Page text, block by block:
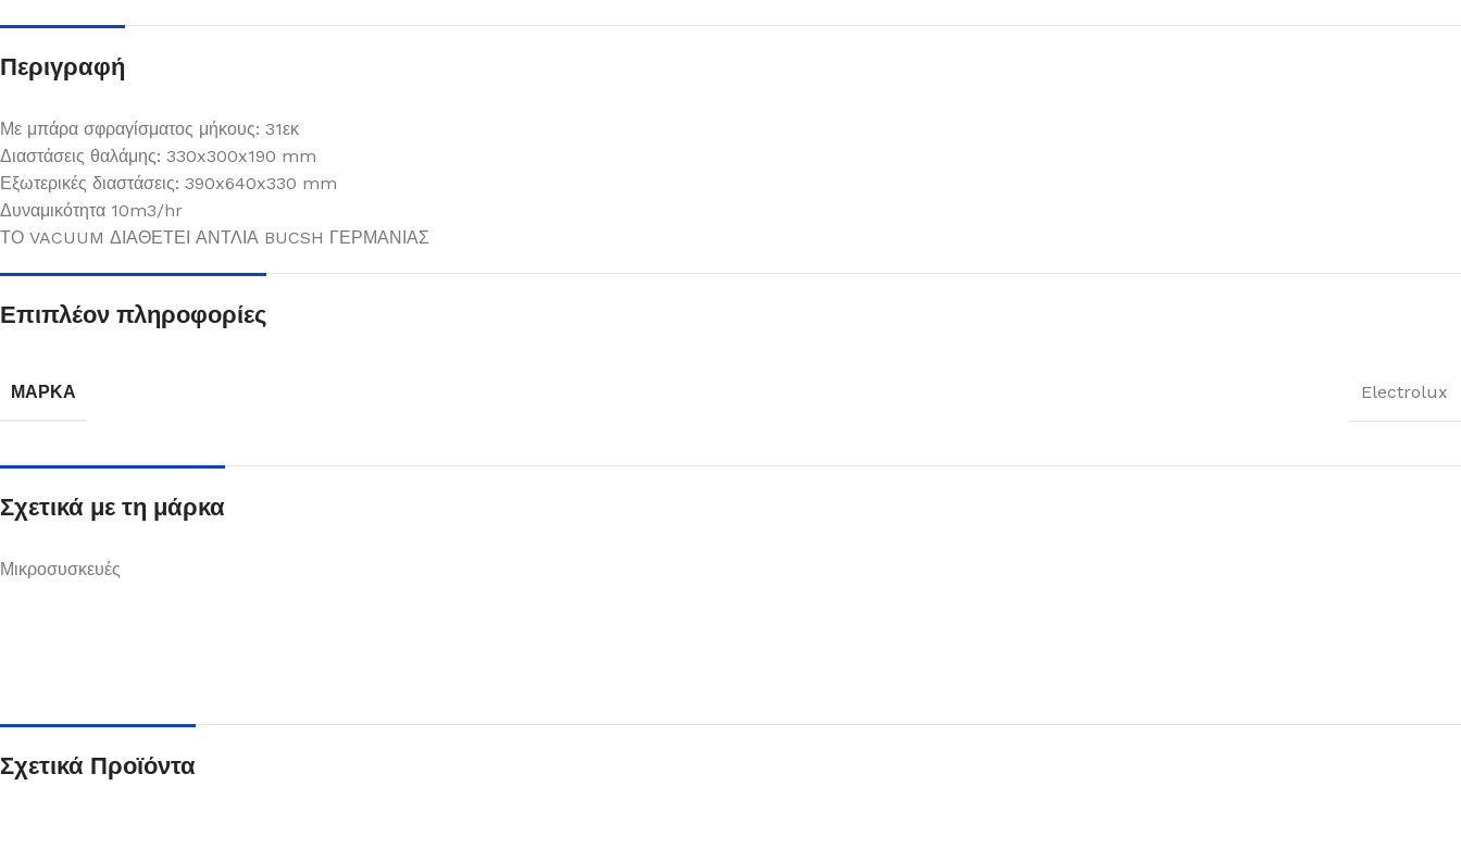
Πιάτα
Δείτε Περισσότερα
Δείτε Περισσότερα
Δείτε Περισσότερα
Επιτραπέζια Είδη
Περιγραφή
Με μπάρα σφραγίσματος μήκους: 31εκ
Διαστάσεις θαλάμης: 330x300x190 mm
Εξωτερικές διαστάσεις: 390x640x330 mm
Δυναμικότητα 10m3/hr
ΤΟ VACUUM ΔΙΑΘΕΤΕΙ ΑΝΤΛΙΑ BUCSH ΓΕΡΜΑΝΙΑΣ
Επιπλέον πληροφορίες
ΜΆΡΚΑ Electrolux
Σχετικά με τη μάρκα
Μικροσυσκευές
Σχετικά Προϊόντα